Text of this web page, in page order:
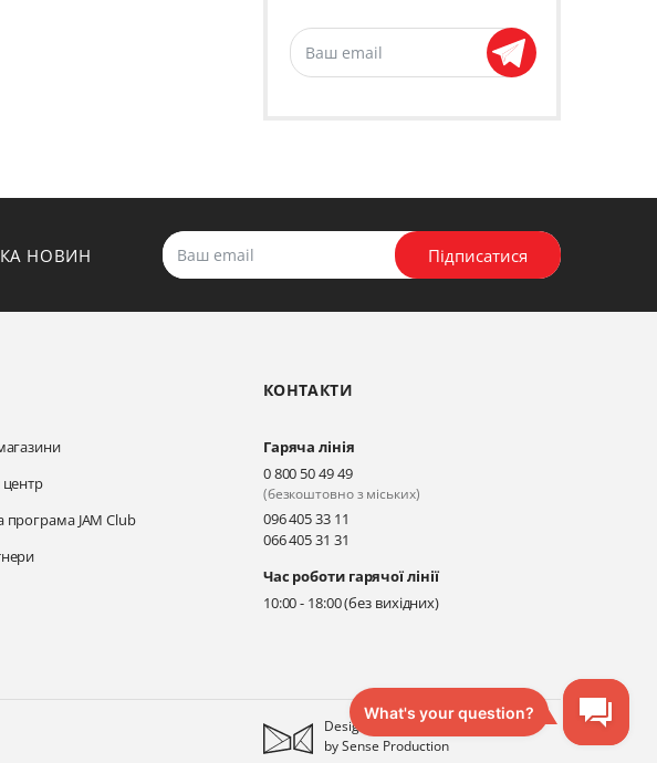
НОВИН Підписатися
центр
програма JAM Club
КОНТАКТИ
Гаряча лінія
0 800 50 49 49
(безкоштовно з міських)
096 405 33 11
066 405 31 31
Час роботи гарячої лінії
10:00 - 18:00 (без вихідних)
Designed
bySense Production